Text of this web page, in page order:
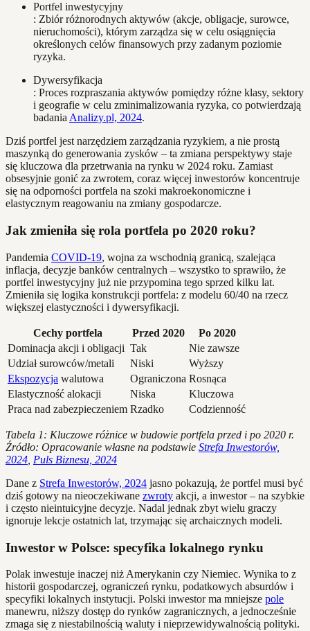
Portfel inwestycyjny
: Zbiór różnorodnych aktywów (akcje, obligacje, surowce,
nieruchomości), którym zarządza się w celu osiągnięcia
określonych celów finansowych przy zadanym poziomie
ryzyka.
Dywersyfikacja
: Proces rozpraszania aktywów pomiędzy różne klasy, sektory
i geografie w celu zminimalizowania ryzyka, co potwierdzają
badania Analizy.pl, 2024.
Dziś portfel jest narzędziem zarządzania ryzykiem, a nie prostą
maszynką do generowania zysków – ta zmiana perspektywy staje
się kluczowa dla przetrwania na rynku w 2024 roku. Zamiast
obsesyjnie gonić za zwrotem, coraz więcej inwestorów koncentruje
się na odporności portfela na szoki makroekonomiczne i
elastycznym reagowaniu na zmiany gospodarcze.
Jak zmieniła się rola portfela po 2020 roku?
Pandemia COVID-19, wojna za wschodnią granicą, szalejąca
inflacja, decyzje banków centralnych – wszystko to sprawiło, że
portfel inwestycyjny już nie przypomina tego sprzed kilku lat.
Zmieniła się logika konstrukcji portfela: z modelu 60/40 na rzecz
większej elastyczności i dywersyfikacji.
Cechy portfela Przed 2020
Po 2020
Dominacja akcji i obligacji Tak
Nie zawsze
Udział surowców/metali
Niski
Wyższy
Ekspozycja walutowa Ograniczona Rosnąca
Elastyczność alokacji
Niska
Kluczowa
Praca nad zabezpieczeniem Rzadko Codzienność
Tabela 1: Kluczowe różnice w budowie portfela przed i po 2020 r.
Źródło: Opracowanie własne na podstawie Strefa Inwestorów,
2024 Puls Biznesu, 2024
Dane z Strefa Inwestorów, 2024 jasno pokazują, że portfel musi być
dziś gotowy na nieoczekiwane zwroty akcji, a inwestor – na szybkie
i często nieintuicyjne decyzje. Nadal jednak zbyt wielu graczy
ignoruje lekcje ostatnich lat, trzymając się archaicznych modeli.
Inwestor w Polsce: specyfika lokalnego rynku
Polak inwestuje inaczej niż Amerykanin czy Niemiec. Wynika to z
historii gospodarczej, ograniczeń rynku, podatkowych absurdów i
specyfiki lokalnych instytucji. Polski inwestor ma mniejsze pole
manewru, niższy dostęp do rynków zagranicznych, a jednocześnie
zmaga się z niestabilnością waluty i nieprzewidywalnością polityki.